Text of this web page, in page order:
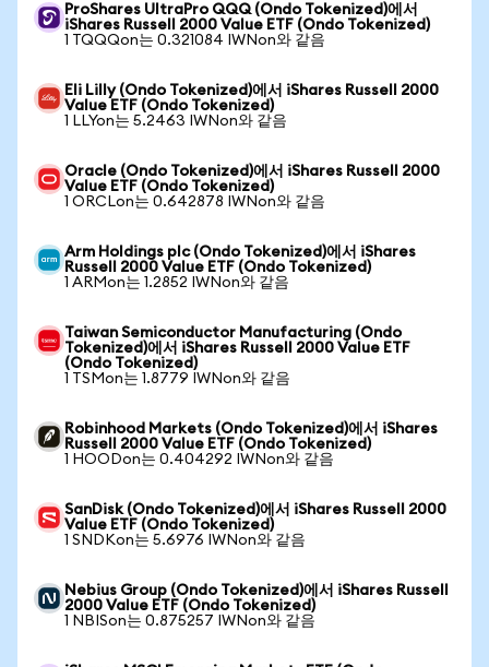
ProShares UltraPro QQQ (Ondo Tokenized)에서
iShares Russell 2000 Value ETF (Ondo Tokenized)
1 TQQQon는 0.321084 IWNon와 같음
Eli Lilly (Ondo Tokenized)에서 iShares Russell 2000
Value ETF (Ondo Tokenized)
1 LLYon는 5.2463 IWNon와 같음
Oracle (Ondo Tokenized)에서 iShares Russell 2000
Value ETF (Ondo Tokenized)
1 ORCLon는 0.642878 IWNon와 같음
Arm Holdings plc (Ondo Tokenized)에서 iShares
Russell 2000 Value ETF (Ondo Tokenized)
1 ARMon는 1.2852 IWNon와 같음
Taiwan Semiconductor Manufacturing (Ondo
Tokenized)에서 iShares Russell 2000 Value ETF
(Ondo Tokenized)
1 TSMon는 1.8779 IWNon와 같음
Robinhood Markets (Ondo Tokenized)에서 iShares
Russell 2000 Value ETF (Ondo Tokenized)
1 HOODon는 0.404292 IWNon와 같음
SanDisk (Ondo Tokenized)에서 iShares Russell 2000
Value ETF (Ondo Tokenized)
1 SNDKon는 5.6976 IWNon와 같음
Nebius Group (Ondo Tokenized)에서 iShares Russell
2000 Value ETF (Ondo Tokenized)
1 NBISon는 0.875257 IWNon와 같음